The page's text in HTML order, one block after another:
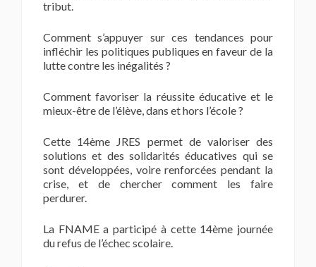
tribut.
Comment s’appuyer sur ces tendances pour
infléchir les politiques publiques en faveur de la
lutte contre les inégalités ?
Comment favoriser la réussite éducative et le
mieux-être de l’élève, dans et hors l’école ?
Cette 14ème JRES permet de valoriser des
solutions et des solidarités éducatives qui se
sont développées, voire renforcées pendant la
crise, et de chercher comment les faire
perdurer.
La FNAME a participé à cette 14ème journée
du refus de l’échec scolaire.